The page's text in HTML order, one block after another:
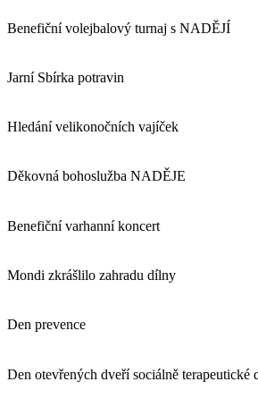
Benefiční volejbalový turnaj s NADĚJÍ
Jarní Sbírka potravin
Hledání velikonočních vajíček
Děkovná bohoslužba NADĚJE
Benefiční varhanní koncert
Mondi zkrášlilo zahradu dílny
Den prevence
Den otevřených dveří sociálně terapeutické